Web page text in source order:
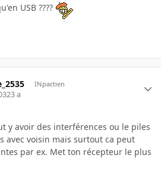
USB ????
INpactien
23 a
y avoir des interférences ou le piles
avec voisin mais surtout ca peut
par ex. Met ton récepteur le plus